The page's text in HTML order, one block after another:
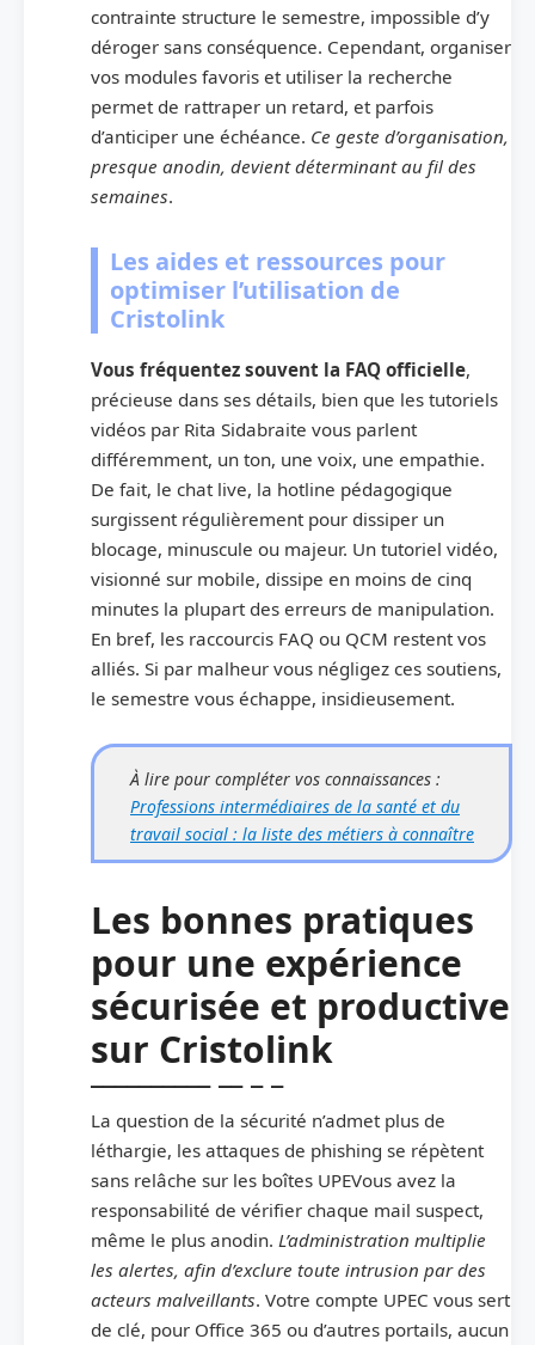
contrainte structure le semestre, impossible d’y
déroger sans conséquence. Cependant, organiser
vos modules favoris et utiliser la recherche
permet de rattraper un retard, et parfois
d’anticiper une échéance. Ce geste d’organisation,
presque anodin, devient déterminant au fil des
semaines.
Les aides et ressources pour
optimiser l’utilisation de
Cristolink
Vous fréquentez souvent la FAQ officielle,
précieuse dans ses détails, bien que les tutoriels
vidéos par Rita Sidabraite vous parlent
différemment, un ton, une voix, une empathie.
De fait, le chat live, la hotline pédagogique
surgissent régulièrement pour dissiper un
blocage, minuscule ou majeur. Un tutoriel vidéo,
visionné sur mobile, dissipe en moins de cinq
minutes la plupart des erreurs de manipulation.
En bref, les raccourcis FAQ ou QCM restent vos
alliés. Si par malheur vous négligez ces soutiens,
le semestre vous échappe, insidieusement.
À lire pour compléter vos connaissances :
Professions intermédiaires de la santé et du
travail social : la liste des métiers à connaître
Les bonnes pratiques
pour une expérience
sécurisée et productive
sur Cristolink
La question de la sécurité n’admet plus de
léthargie, les attaques de phishing se répètent
sans relâche sur les boîtes UPEVous avez la
responsabilité de vérifier chaque mail suspect,
même le plus anodin. L’administration multiplie
les alertes, afin d’exclure toute intrusion par des
acteurs malveillants. Votre compte UPEC vous sert
de clé, pour Office 365 ou d’autres portails, aucun